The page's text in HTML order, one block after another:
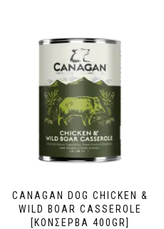
CANAGAN DOG CHICKEN &
WILD BOAR CASSEROLE
[ΚΟΝΣΕΡΒΑ 400GR]